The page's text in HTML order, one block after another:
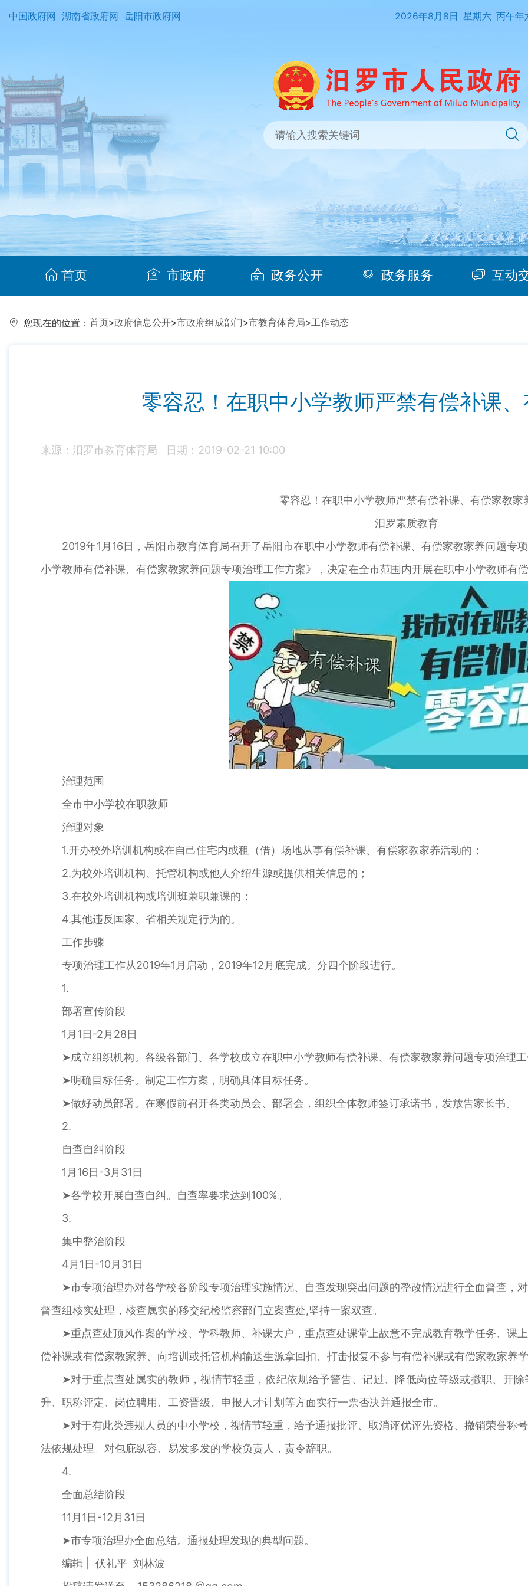
中国政府网 湖南省政府网 岳阳市政府网 2026年8月8日 星期六 丙午年
首页 市政府 政务公开 政务服务 互动
您现在的位置： 首页>政府信息公开>市政府组成部门>市教育体育局>工作动态
零容忍！在职中小学教师严禁有偿补课
来源：汨罗市教育体育局 日期：2019-02-21 10:00
零容忍！在职中小学教师严禁有偿补课、有偿家教家
汨罗素质教育
2019年1月16日，岳阳市教育体育局召开了岳阳市在职中小学教师有偿补课、有偿家教家养问题专
小学教师有偿补课、有偿家教家养问题专项治理工作方案》，决定在全市范围内开展在职中小学教师有
治理范围
全市中小学校在职教师
治理对象
1.开办校外培训机构或在自己住宅内或租（借）场地从事有偿补课、有偿家教家养活动的；
2.为校外培训机构、托管机构或他人介绍生源或提供相关信息的；
3.在校外培训机构或培训班兼职兼课的；
4.其他违反国家、省相关规定行为的。
工作步骤
专项治理工作从2019年1月启动，2019年12月底完成。分四个阶段进行。
1.
部署宣传阶段
1月1日-2月28日
➤成立组织机构。各级各部门、各学校成立在职中小学教师有偿补课、有偿家教家养问题专项治理工
➤明确目标任务。制定工作方案，明确具体目标任务。
➤做好动员部署。在寒假前召开各类动员会、部署会，组织全体教师签订承诺书，发放告家长书。
2.
自查自纠阶段
1月16日-3月31日
➤各学校开展自查自纠。自查率要求达到100%。
3.
集中整治阶段
4月1日-10月31日
➤市专项治理办对各学校各阶段专项治理实施情况、自查发现突出问题的整改情况进行全面督查，
督查组核实处理，核查属实的移交纪检监察部门立案查处,坚持一案双查。
➤重点查处顶风作案的学校、学科教师、补课大户，重点查处课堂上故意不完成教育教学任务、课
偿补课或有偿家教家养、向培训或托管机构输送生源拿回扣、打击报复不参与有偿补课或有偿家教家养学
➤对于重点查处属实的教师，视情节轻重，依纪依规给予警告、记过、降低岗位等级或撤职、开
升、职称评定、岗位聘用、工资晋级、申报人才计划等方面实行一票否决并通报全市。
➤对于有此类违规人员的中小学校，视情节轻重，给予通报批评、取消评优评先资格、撤销荣誉称
法依规处理。对包庇纵容、易发多发的学校负责人，责令辞职。
4.
全面总结阶段
11月1日-12月31日
➤市专项治理办全面总结。通报处理发现的典型问题。
编辑 | 伏礼平 刘林波